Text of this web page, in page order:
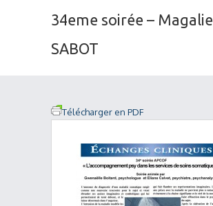
34eme soirée – Magalie
SABOT
Télécharger en PDF